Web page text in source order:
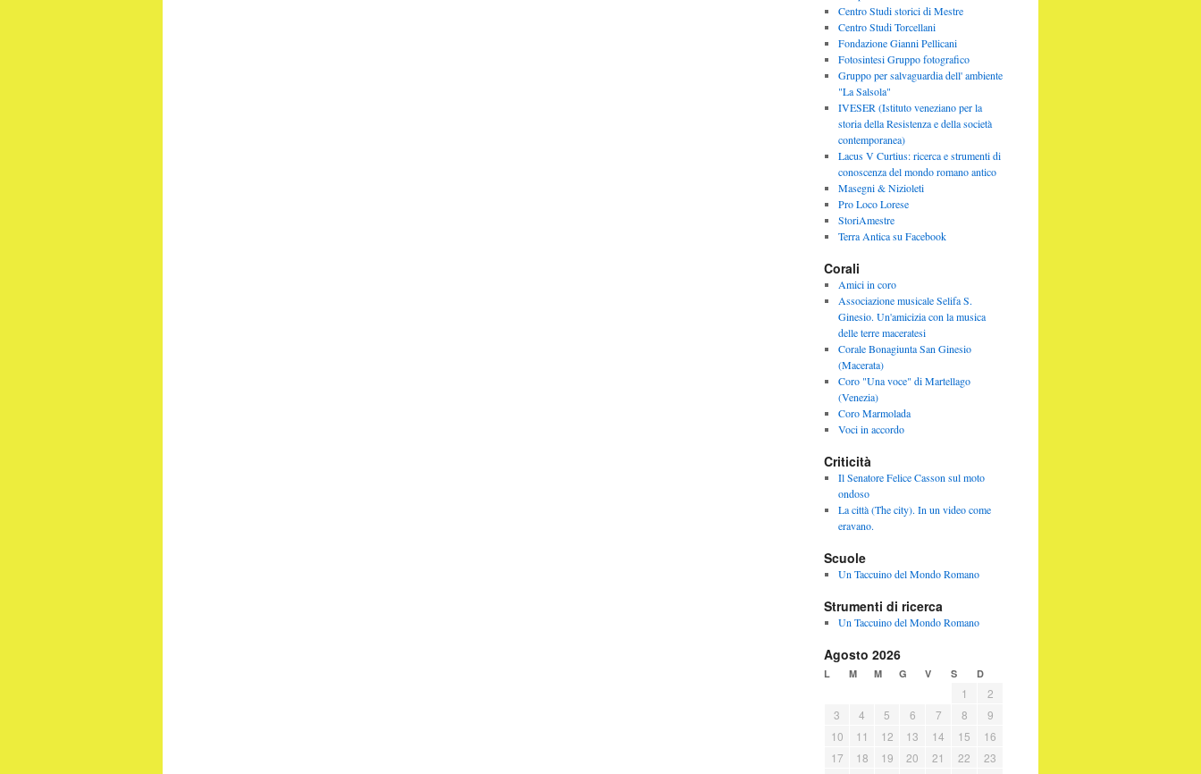
Centro Studi storici di Mestre
Centro Studi Torcellani
Fondazione Gianni Pellicani
Fotosintesi Gruppo fotografico
Gruppo per salvaguardia dell' ambiente
"La Salsola"
IVESER (Istituto veneziano per la
storia della Resistenza e della società
contemporanea)
Lacus V Curtius: ricerca e strumenti di
conoscenza del mondo romano antico
Masegni & Nizioleti
Pro Loco Lorese
StoriAmestre
Terra Antica su Facebook
Corali
Amici in coro
Associazione musicale Selifa S.
Ginesio. Un'amicizia con la musica
delle terre maceratesi
Corale Bonagiunta San Ginesio
(Macerata)
Coro "Una voce" di Martellago
(Venezia)
Coro Marmolada
Voci in accordo
Criticità
Il Senatore Felice Casson sul moto
ondoso
La città (The city). In un video come
eravano.
Scuole
Un Taccuino del Mondo Romano
Strumenti di ricerca
Un Taccuino del Mondo Romano
Agosto 2026
L M M G V S D
1
2
3
4 5 6 7 8
9
10
11 12 13 14 15
16
17
18 19 20 21 22
23